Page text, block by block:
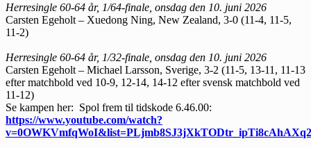
Herresingle 60-64 år, 1/64-finale, onsdag den 10. juni 2026
Carsten Egeholt – Xuedong Ning, New Zealand, 3-0 (11-4, 11-5,
11-2)
Herresingle 60-64 år, 1/32-finale, onsdag den 10. juni 2026
Carsten Egeholt – Michael Larsson, Sverige, 3-2 (11-5, 13-11, 11-13
efter matchbold ved 10-9, 12-14, 14-12 efter svensk matchbold ved
11-12)
Se kampen her: Spol frem til tidskode 6.46.00:
https://www.youtube.com/watch?